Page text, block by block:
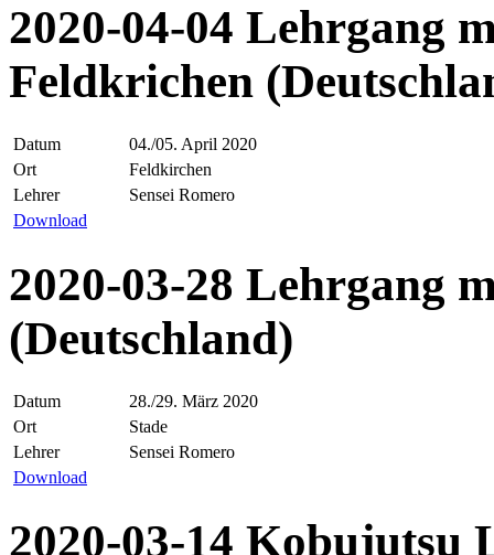
2020-04-04 Lehrgang
Feldkrichen
Datum
04./05. April 2020
Ort
Feldkirchen
Lehrer
Sensei Romero
Download
2020-03-28 Lehrgang
(Deutschland)
Datum
28./29. März 2020
Ort
Stade
Lehrer
Sensei Romero
Download
2020-03-14 Kobujutsu